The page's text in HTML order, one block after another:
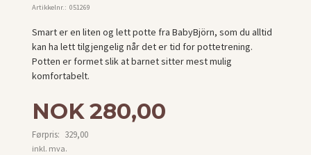
Artikkelnr.: 051269
Smart er en liten og lett potte fra BabyBjörn, som du alltid
kan ha lett tilgjengelig når det er tid for pottetrening.
Potten er formet slik at barnet sitter mest mulig
komfortabelt.
Tilbud
NOK280,00
Førpris: 329,00
Rabatt
inkl. mva.